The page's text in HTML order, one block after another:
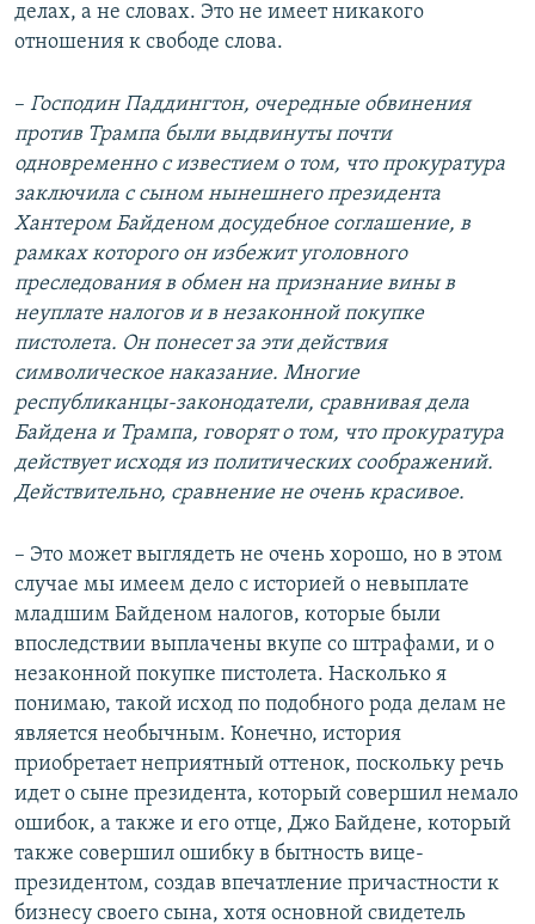
делах, а не словах. Это не имеет никакого
отношения к свободе слова.
– Господин Паддингтон, очередные обвинения
против Трампа были выдвинуты почти
одновременно с известием о том, что прокуратура
заключила с сыном нынешнего президента
Хантером Байденом досудебное соглашение, в
рамках которого он избежит уголовного
преследования в обмен на признание вины в
неуплате налогов и в незаконной покупке
пистолета. Он понесет за эти действия
символическое наказание. Многие
республиканцы-законодатели, сравнивая дела
Байдена и Трампа, говорят о том, что прокуратура
действует исходя из политических соображений.
Действительно, сравнение не очень красивое.
– Это может выглядеть не очень хорошо, но в этом
случае мы имеем дело с историей о невыплате
младшим Байденом налогов, которые были
впоследствии выплачены вкупе со штрафами, и о
незаконной покупке пистолета. Насколько я
понимаю, такой исход по подобного рода делам не
является необычным. Конечно, история
приобретает неприятный оттенок, поскольку речь
идет о сыне президента, который совершил немало
ошибок, а также и его отце, Джо Байдене, который
также совершил ошибку в бытность вице-
президентом, создав впечатление причастности к
бизнесу своего сына, хотя основной свидетель